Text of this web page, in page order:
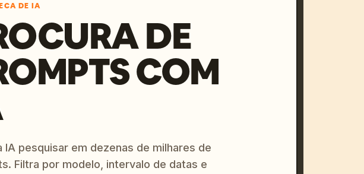
DE IA
DE
COM
IA pesquisar em dezenas de milhares de
Filtra por modelo, intervalo de datas e